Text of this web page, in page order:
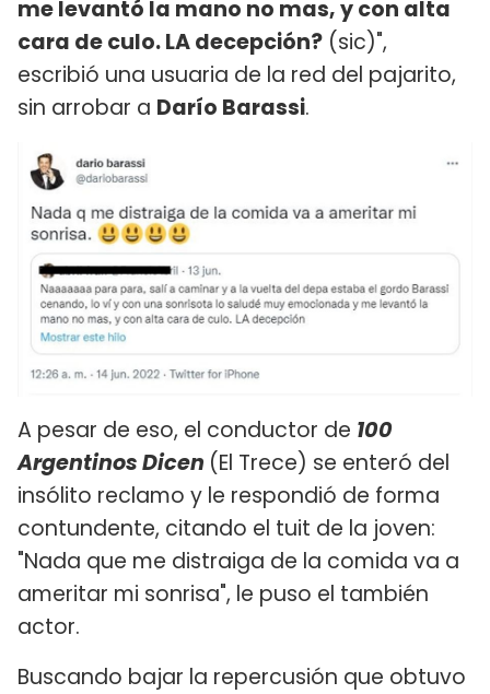
me levantó la mano no mas, y con alta
cara de culo. LA decepción? (sic)",
escribió una usuaria de la red del pajarito,
sin arrobar a Darío Barassi.
A pesar de eso, el conductor de 100
Argentinos Dicen (El Trece) se enteró del
insólito reclamo y le respondió de forma
contundente, citando el tuit de la joven:
"Nada que me distraiga de la comida va a
ameritar mi sonrisa", le puso el también
actor.
Buscando bajar la repercusión que obtuvo